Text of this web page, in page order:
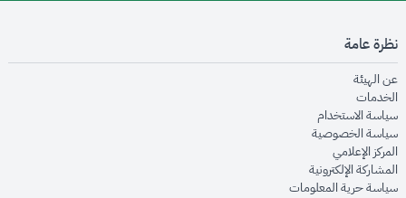
نظرة عامة
عن الهيئةopens in new window
الخدماتopens in new window
سياسة الاستخدام
سياسة الخصوصيةopens in new window
المركز الإعلاميopens in new window
المشاركة الإلكترونيةopens in new window
سياسة حرية المعلوماتopens in new window